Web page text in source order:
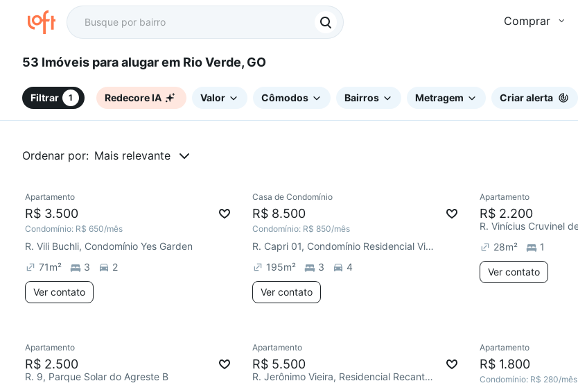
Comprar
53 Imóveis para alugar em Rio Verde, GO
Filtrar 1 Redecore IA Valor Cômodos Bairros Metragem Criar alerta
Ordenar por: Mais relevante
Apartamento
R$ 3.500
Condomínio: R$ 650/mês
R. Vili Buchli, Condomínio Yes Garden
71m² 3 2
Ver contato
Casa de Condomínio
R$ 8.500
Condomínio: R$ 850/mês
R. Capri 01, Condomínio Residencial Villa Capri
195m² 3 4
Ver contato
Redecorar
Apartamento
R$ 2.200
28m² 1
Ver contato
Apartamento
R$ 2.500
R. 9, Parque Solar do Agreste B
Apartamento
R$ 5.500
R. Jerônimo Vieira, Residencial Recanto dos Ipês
Apartamento
R$ 1.800
Condomínio: R$ 280/mês